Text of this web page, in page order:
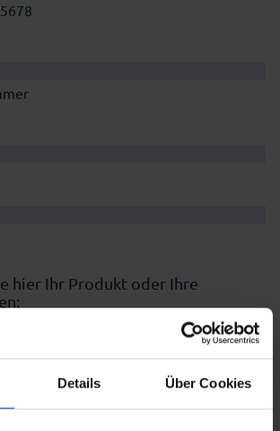
Details Über Cookies
hier Ihr Produkt oder Ihre